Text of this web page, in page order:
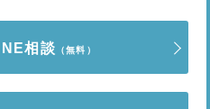
相談 （無料）